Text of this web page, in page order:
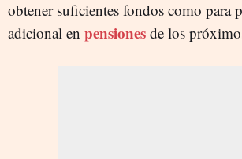
obtener suficientes fondos como para
adicional en pensiones de los